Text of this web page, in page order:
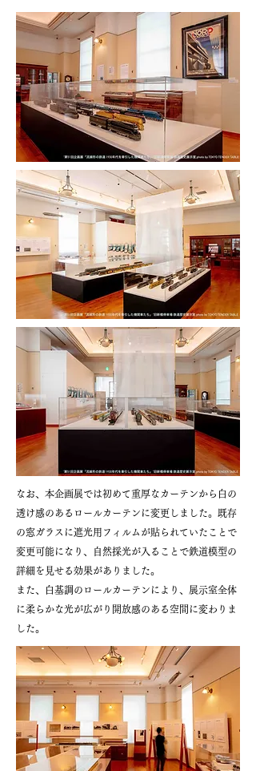
なお、本企画展では初めて重厚なカーテンから白の
透け感のあるロールカーテンに変更しました。既存
の窓ガラスに遮光用フィルムが貼られていたことで
変更可能になり、自然採光が入ることで鉄道模型の
詳細を見せる効果がありました。
また、白基調のロールカーテンにより、展示室全体
に柔らかな光が広がり開放感のある空間に変わりま
した。